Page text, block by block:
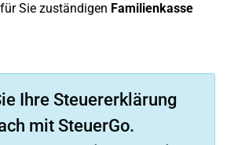
Sie zuständigen Familienkasse
Ihre Steuererklärung
mit SteuerGo.